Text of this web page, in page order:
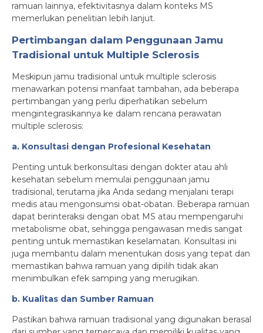
ramuan lainnya, efektivitasnya dalam konteks MS
memerlukan penelitian lebih lanjut.
Pertimbangan dalam Penggunaan Jamu
Tradisional untuk Multiple Sclerosis
Meskipun jamu tradisional untuk multiple sclerosis
menawarkan potensi manfaat tambahan, ada beberapa
pertimbangan yang perlu diperhatikan sebelum
mengintegrasikannya ke dalam rencana perawatan
multiple sclerosis:
a. Konsultasi dengan Profesional Kesehatan
Penting untuk berkonsultasi dengan dokter atau ahli
kesehatan sebelum memulai penggunaan jamu
tradisional, terutama jika Anda sedang menjalani terapi
medis atau mengonsumsi obat-obatan. Beberapa ramuan
dapat berinteraksi dengan obat MS atau mempengaruhi
metabolisme obat, sehingga pengawasan medis sangat
penting untuk memastikan keselamatan. Konsultasi ini
juga membantu dalam menentukan dosis yang tepat dan
memastikan bahwa ramuan yang dipilih tidak akan
menimbulkan efek samping yang merugikan.
b. Kualitas dan Sumber Ramuan
Pastikan bahwa ramuan tradisional yang digunakan berasal